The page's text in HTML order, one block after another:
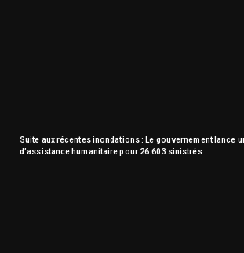
Suite aux récentes inondations : Le gouvernement lance
d’assistance humanitaire pour 26.603 sinistrés